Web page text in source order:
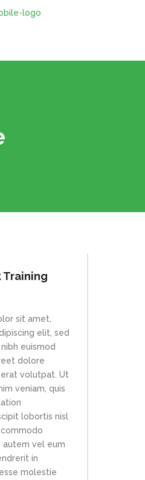
Training
sit amet,
elit, sed
euismod
dolore
volutpat. Ut
veniam, quis
lobortis nisl
autem vel eum
in
molestie